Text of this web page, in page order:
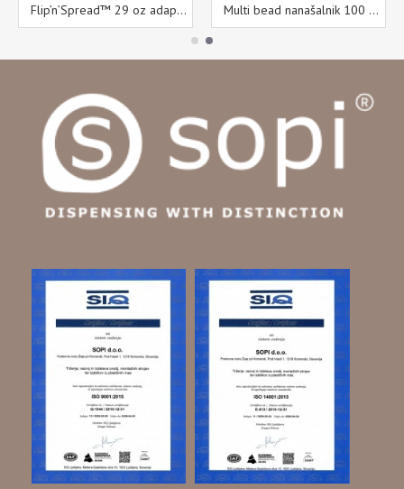
Flip’n’Spread™ 29 oz adapter za konice Multi bead nanašalnik 100 mm S15